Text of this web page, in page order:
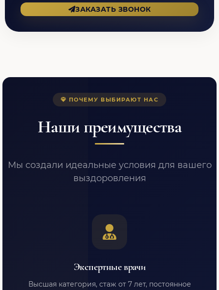
ЗАКАЗАТЬ ЗВОНОК
ПОЧЕМУ ВЫБИРАЮТ НАС
Наши преимущества
Мы создали идеальные условия для вашего
выздоровления
Экспертные врачи
Высшая категория, стаж от 7 лет, постоянное